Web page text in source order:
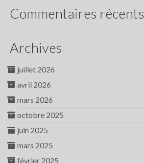
Commentaires récents
Archives
juillet 2026
avril 2026
mars 2026
octobre 2025
juin 2025
mars 2025
février 2025